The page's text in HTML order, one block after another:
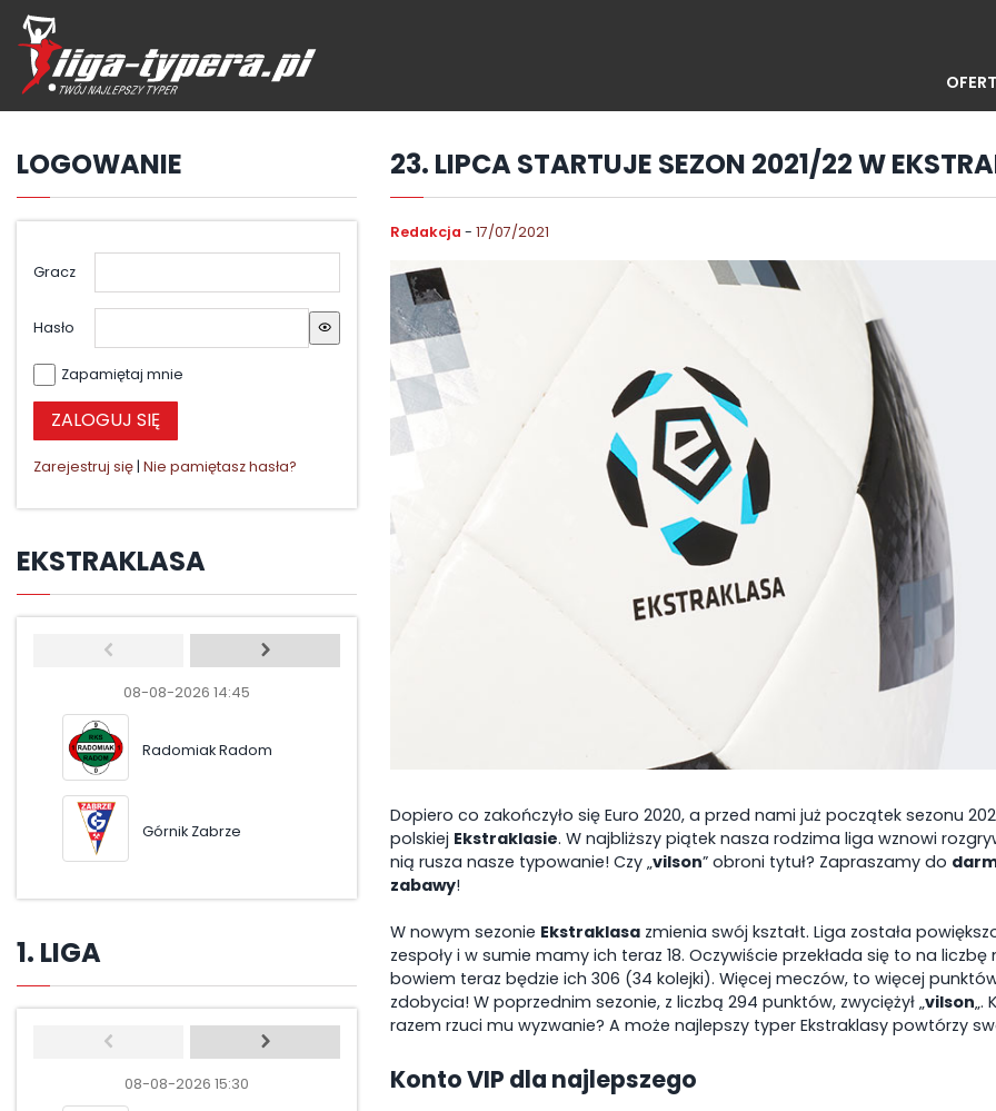
Przejdź
hdo
treści
LOGOWANIE
Gracz
Hasło
Zapamiętaj mnie
Zarejestruj się | Nie pamiętasz hasła?
EKSTRAKLASA
08-08-2026 14:45
Radomiak Radom
Górnik Zabrze Motor Lublin
08-08-2026 20:15
Korona Kielce
Legia Warszawa
1. LIGA
08-08-2026 15:30 08-08-2026 15:30 08-08-2026 15:30
23. LIPCA STARTUJE SEZON 2021/22 W
Redakcja - 17/07/2021
Dopiero co zakończyło się Euro 2020, a przed nami już początek sezonu
polskiej Ekstraklasie. W najbliższy piątek nasza rodzima liga wznowi
nią rusza nasze typowanie! Czy „vilson” obroni tytuł? Zapraszamy do
zabawy!
W nowym sezonie Ekstraklasa zmienia swój kształt. Liga została
zespoły i w sumie mamy ich teraz 18. Oczywiście przekłada się to na liczbę
bowiem teraz będzie ich 306 (34 kolejki). Więcej meczów, to więcej
zdobycia! W poprzednim sezonie, z liczbą 294 punktów, zwyciężył „vilson„.
razem rzuci mu wyzwanie? A może najlepszy typer Ekstraklasy powtórzy
Konto VIP dla najlepszego